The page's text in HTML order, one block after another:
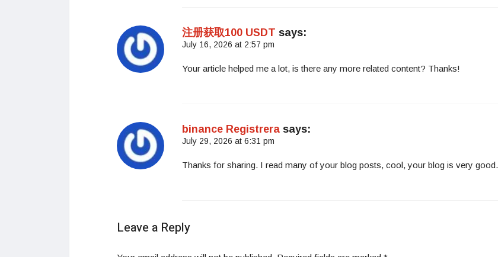
注册获取100 USDT says:
July 16, 2026 at 2:57 pm
Your article helped me a lot, is there any more related content? Thanks!
binance Registrera says:
July 29, 2026 at 6:31 pm
Thanks for sharing. I read many of your blog posts, cool, your blog is very good.
Leave a Reply